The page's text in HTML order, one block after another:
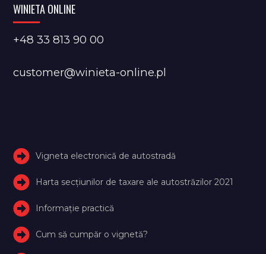
WINIETA ONLINE
+48 33 813 90 00
customer@winieta-online.pl
Vigneta electronică de autostradă
Harta secțiunilor de taxare ale autostrăzilor 2021
Informație practică
Cum să cumpăr o vignetă?